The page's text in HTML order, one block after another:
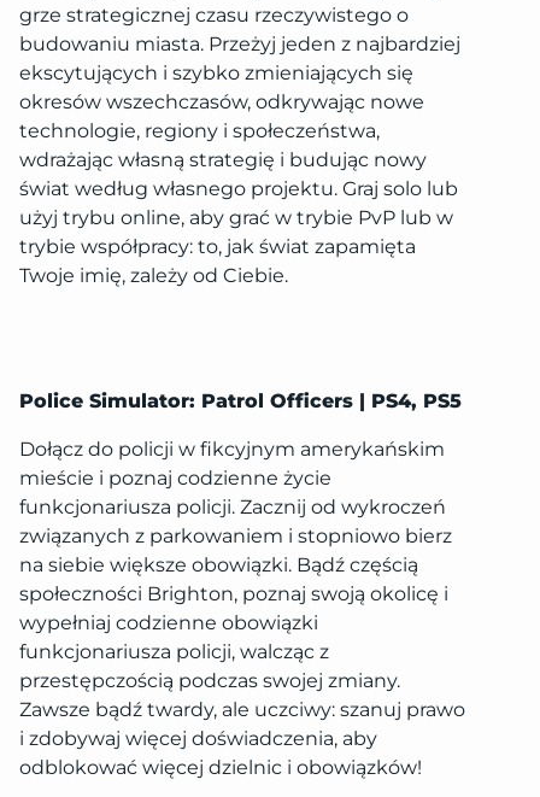
grze strategicznej czasu rzeczywistego o
budowaniu miasta. Przeżyj jeden z najbardziej
ekscytujących i szybko zmieniających się
okresów wszechczasów, odkrywając nowe
technologie, regiony i społeczeństwa,
wdrażając własną strategię i budując nowy
świat według własnego projektu. Graj solo lub
użyj trybu online, aby grać w trybie PvP lub w
trybie współpracy: to, jak świat zapamięta
Twoje imię, zależy od Ciebie.
Police Simulator: Patrol Officers | PS4, PS5
Dołącz do policji w fikcyjnym amerykańskim
mieście i poznaj codzienne życie
funkcjonariusza policji. Zacznij od wykroczeń
związanych z parkowaniem i stopniowo bierz
na siebie większe obowiązki. Bądź częścią
społeczności Brighton, poznaj swoją okolicę i
wypełniaj codzienne obowiązki
funkcjonariusza policji, walcząc z
przestępczością podczas swojej zmiany.
Zawsze bądź twardy, ale uczciwy: szanuj prawo
i zdobywaj więcej doświadczenia, aby
odblokować więcej dzielnic i obowiązków!